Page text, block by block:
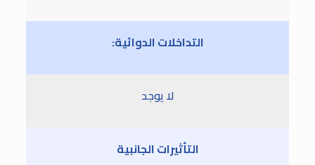
التداخلات الدوائية:
لا يوجد
التأثيرات الجانبية